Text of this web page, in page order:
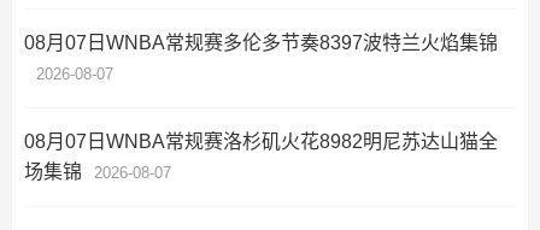
08月07日WNBA常规赛多伦多节奏8397波特兰火焰集锦
2026-08-07
08月07日WNBA常规赛洛杉矶火花8982明尼苏达山猫全
场集锦
2026-08-07